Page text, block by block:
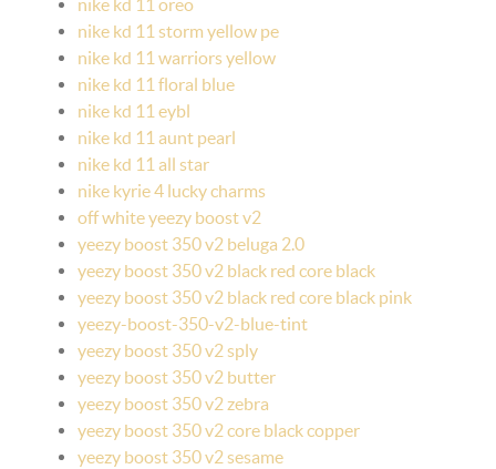
nike kd 11 oreo
nike kd 11 storm yellow pe
nike kd 11 warriors yellow
nike kd 11 floral blue
nike kd 11 eybl
nike kd 11 aunt pearl
nike kd 11 all star
nike kyrie 4 lucky charms
off white yeezy boost v2
yeezy boost 350 v2 beluga 2.0
yeezy boost 350 v2 black red core black
yeezy boost 350 v2 black red core black pink
yeezy-boost-350-v2-blue-tint
yeezy boost 350 v2 sply
yeezy boost 350 v2 butter
yeezy boost 350 v2 zebra
yeezy boost 350 v2 core black copper
yeezy boost 350 v2 sesame